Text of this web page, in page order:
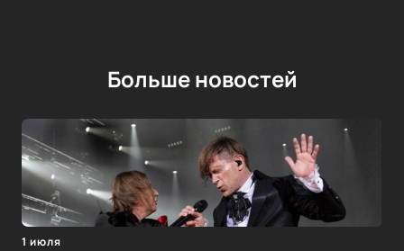
Больше новостей
1 июля